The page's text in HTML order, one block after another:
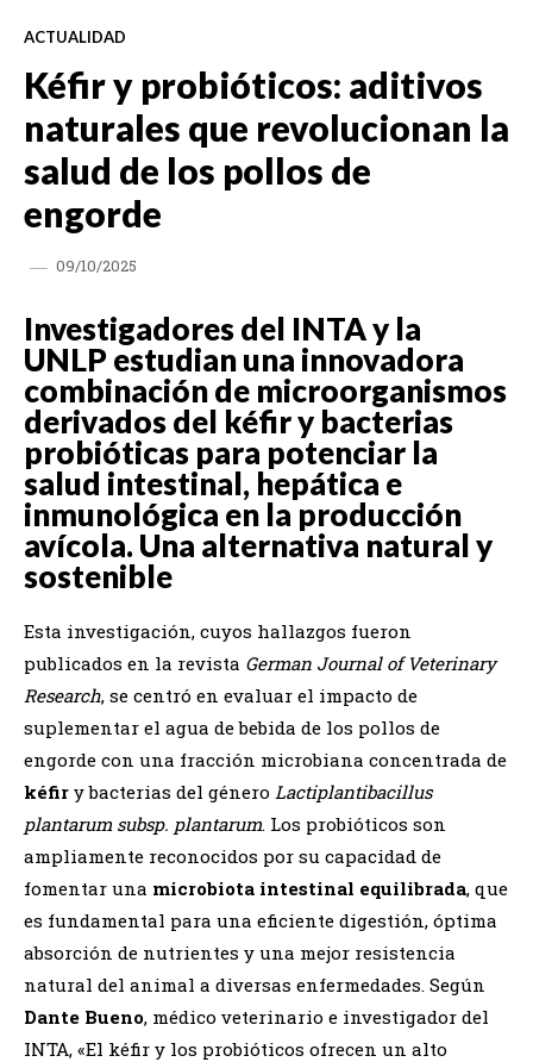
ACTUALIDAD
Kéfir y probióticos: aditivos
naturales que revolucionan la
salud de los pollos de
engorde
09/10/2025
Investigadores del INTA y la
UNLP estudian una innovadora
combinación de microorganismos
derivados del kéfir y bacterias
probióticas para potenciar la
salud intestinal, hepática e
inmunológica en la producción
avícola. Una alternativa natural y
sostenible
Esta investigación, cuyos hallazgos fueron
publicados en la revista German Journal of Veterinary
Research, se centró en evaluar el impacto de
suplementar el agua de bebida de los pollos de
engorde con una fracción microbiana concentrada de
kéfir y bacterias del género Lactiplantibacillus
plantarum subsp. plantarum. Los probióticos son
ampliamente reconocidos por su capacidad de
fomentar una microbiota intestinal equilibrada, que
es fundamental para una eficiente digestión, óptima
absorción de nutrientes y una mejor resistencia
natural del animal a diversas enfermedades. Según
Dante Bueno, médico veterinario e investigador del
INTA, «El kéfir y los probióticos ofrecen un alto